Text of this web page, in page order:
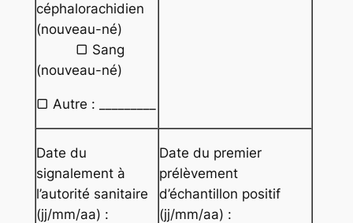
céphalorachidien
(nouveau-né)
▢ Sang
(nouveau-né)
▢ Autre : _________
Date du
signalement à
l’autorité sanitaire
(jj/mm/aa) :
Date du premier
prélèvement
d’échantillon positif
(jj/mm/aa) :